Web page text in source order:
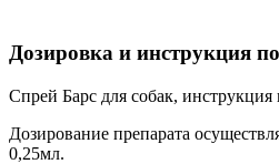
Дозировка и инструкция
Спрей Барс для собак,
Дозирование препарата
0,25мл.